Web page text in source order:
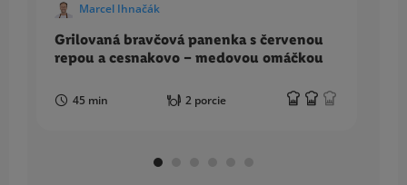
Marcel Ihnačák
Grilovaná bravčová panenka s červenou
repou a cesnakovo – medovou omáčkou
45 min 2 porcie